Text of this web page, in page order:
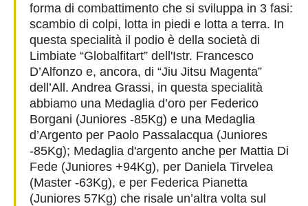
forma di combattimento che si sviluppa in 3 fasi:
scambio di colpi, lotta in piedi e lotta a terra. In
questa specialità il podio è della società di
Limbiate “Globalfitart” dell'Istr. Francesco
D’Alfonzo e, ancora, di “Jiu Jitsu Magenta”
dell’All. Andrea Grassi, in questa specialità
abbiamo una Medaglia d’oro per Federico
Borgani (Juniores -85Kg) e una Medaglia
d’Argento per Paolo Passalacqua (Juniores
-85Kg); Medaglia d'argento anche per Mattia Di
Fede (Juniores +94Kg), per Daniela Tirvelea
(Master -63Kg), e per Federica Pianetta
(Juniores 57Kg) che risale un’altra volta sul